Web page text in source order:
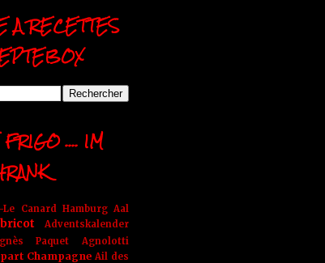
A RECETTES
.... IM
Le Canard Hamburg Aal
Adventskalender
Paquet
Agnolotti
Champagne Ail des